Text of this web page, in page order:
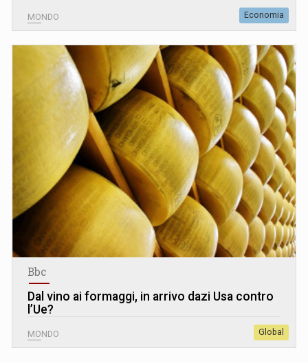
MONDO Economia
Bbc
Dal vino ai formaggi, in arrivo dazi Usa contro
l’Ue?
MONDO Global